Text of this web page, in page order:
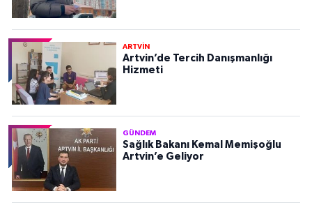
ARTVİN
Artvin’de Tercih Danışmanlığı
Hizmeti
GÜNDEM
Sağlık Bakanı Kemal Memişoğlu
Artvin’e Geliyor